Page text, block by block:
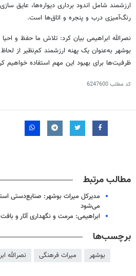
ارزشمند شامل اندود برداری دیواره‌ها، عایق
رنگ‌آمیزی درب و پنجره و اتاق‌ها است.
نصرالله ابراهیمی بیان کرد: تلاش ما حفظ و
بوشهر به‌عنوان یک پهنه ارزشمند کم‌نظیر از
ظرفیت‌ها برای بهبود این مهم استفاده خواهیم
کد مطلب6247600
مطالب مرتبط
مدیرکل میراث بوشهر: صنایع‌دستی
می‌شود
ابراهیمی: مرمت و نگهداری آثار و
برچسب‌ها
بوشهر میراث فرهنگی نصرالله